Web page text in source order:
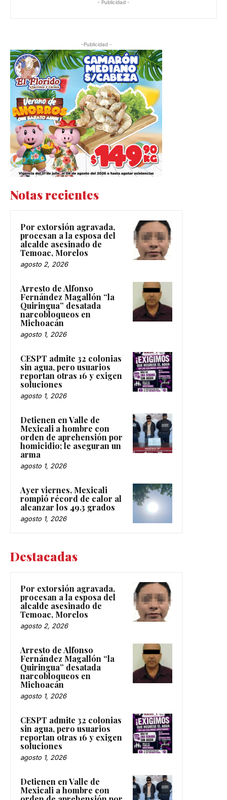
- Publicidad -
-Publicidad -
Notas recientes
Por extorsión agravada,
procesan a la esposa del
alcalde asesinado de
Temoac, Morelos
agosto 2, 2026
Arresto de Alfonso
Fernández Magallón “la
Quiringua” desatada
narcobloqueos en
Michoacán
agosto 1, 2026
CESPT admite 32 colonias
sin agua, pero usuarios
reportan otras 16 y exigen
soluciones
agosto 1, 2026
Detienen en Valle de
Mexicali a hombre con
orden de aprehensión por
homicidio; le aseguran un
arma
agosto 1, 2026
Ayer viernes, Mexicali
rompió récord de calor al
alcanzar los 49.3 grados
agosto 1, 2026
Destacadas
Por extorsión agravada,
procesan a la esposa del
alcalde asesinado de
Temoac, Morelos
agosto 2, 2026
Arresto de Alfonso
Fernández Magallón “la
Quiringua” desatada
narcobloqueos en
Michoacán
agosto 1, 2026
CESPT admite 32 colonias
sin agua, pero usuarios
reportan otras 16 y exigen
soluciones
agosto 1, 2026
Detienen en Valle de
Mexicali a hombre con